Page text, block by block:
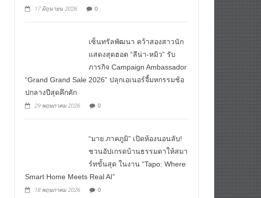
17 มิถุนายน 2026 0
เซ็นทรัลพัฒนา คว้าสองสาวนัก
แสดงสุดฮอต “ลีน่า-หมิว” รับ
ภารกิจ Campaign Ambassador
“Grand Grand Sale 2026” ปลุกเอเนอร์จี้มหกรรมช้อ
ปกลางปีสุดคึกคัก
29 พฤษภาคม 2026 0
“มาย ภาคภูมิ” เปิดห้องนอนลับ!
ชวนอัปเกรดบ้านธรรมดาให้สมา
ร์ทขั้นสุด ในงาน “Tapo: Where
Smart Home Meets Real AI”
18 พฤษภาคม 2026 0